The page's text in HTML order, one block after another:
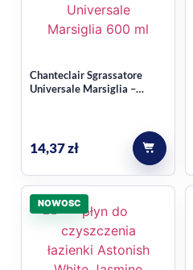
Chanteclair Sgrassatore
Universale Marsiglia –
14,37zł
NOWOSC